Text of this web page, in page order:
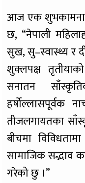
आज एक शुभकामना
छ, “नेपाली
सुख, सु–स्वास्थ्य र
शुक्लपक्ष
सनातन
हर्षोल्लासपूर्वक
तीजलगायतका
बीचमा
सामाजिक सद्भाव
गरेको छु ।”